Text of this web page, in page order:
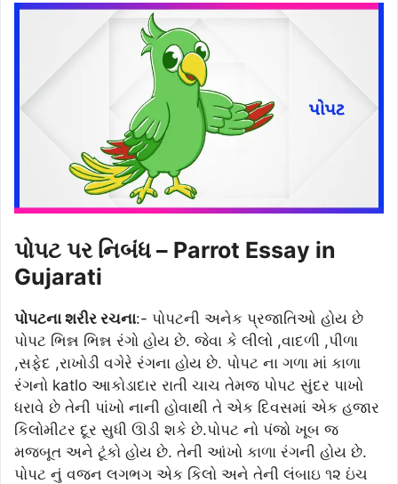
પોપટ પર નિબંધ – Parrot Essay in
Gujarati
પોપટના શરીર રચના:- પોપટની અનેક પ્રજાતિઓ હોય છે
પોપટ ભિન્ન ભિન્ન રંગો હોય છે. જેવા કે લીલો ,વાદળી ,પીળા
,સફેદ ,રાખોડી વગેરે રંગના હોય છે. પોપટ ના ગળા માં કાળા
રંગનો katlo આકોડાદાર રાતી ચાચ તેમજ પોપટ સુંદર પાખો
ધરાવે છે તેની પાંખો નાની હોવાથી તે એક દિવસમાં એક હજાર
કિલોમીટર દૂર સુધી ઊડી શકે છે.પોપટ નો પંજો ખૂબ જ
મજબૂત અને ટૂંકો હોય છે. તેની આંખો કાળા રંગની હોય છે.
પોપટ નું વજન લગભગ એક કિલો અને તેની લંબાઇ ૧૨ ઇંચ